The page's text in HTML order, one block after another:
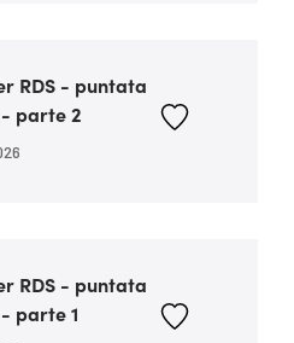
RDS - puntata
parte 2
RDS - puntata
parte 1